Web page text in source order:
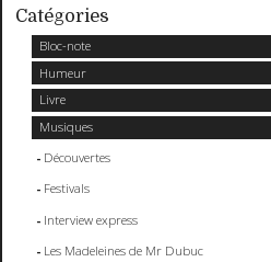
Catégories
Bloc-note
Humeur
Livre
Musiques
Découvertes
Festivals
Interview express
Les Madeleines de Mr Dubuc